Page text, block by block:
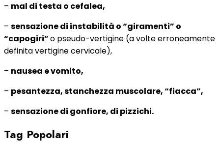
– mal di testa o cefalea,
– sensazione di instabilità o “giramenti” o
“capogiri”o pseudo-vertigine (a volte erroneamente
definita vertigine cervicale),
– nausea e vomito,
– pesantezza, stanchezza muscolare, “fiacca”,
– sensazione di gonfiore, di pizzichi.
Tag Popolari